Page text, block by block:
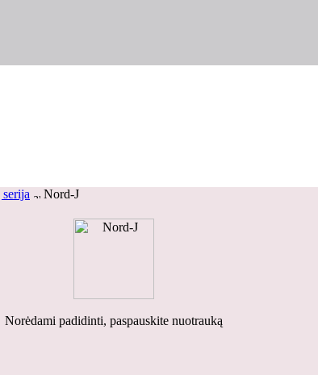
Nord-J
Norėdami padidinti, paspauskite nuotrauką